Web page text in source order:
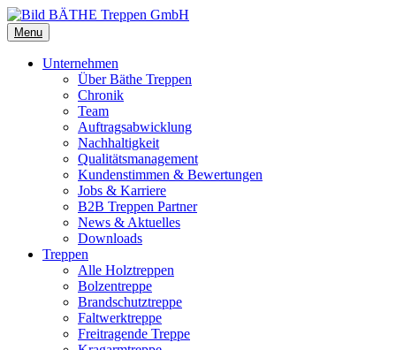
Menu
Unternehmen
Über Bäthe Treppen
Chronik
Team
Auftragsabwicklung
Nachhaltigkeit
Qualitätsmanagement
Kundenstimmen & Bewertungen
Jobs & Karriere
B2B Treppen Partner
News & Aktuelles
Downloads
Treppen
Alle Holztreppen
Bolzentreppe
Brandschutztreppe
Faltwerktreppe
Freitragende Treppe